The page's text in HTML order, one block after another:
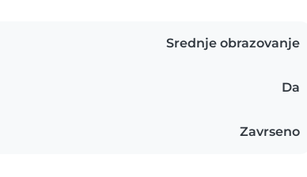
Srednje obrazovanje
Da
Zavrseno